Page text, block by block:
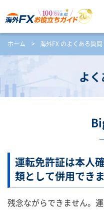
ホーム > 海外FX のよくある質問
よ
運転免許証は本人
類として併用でき
残念ながらできません。